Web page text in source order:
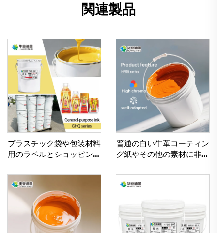
関連製品
プラスチック袋や包装材料
用のラベルとショッピング
ルベントインク
普通の白い牛革コーティン
グ紙やその他の素材に非常